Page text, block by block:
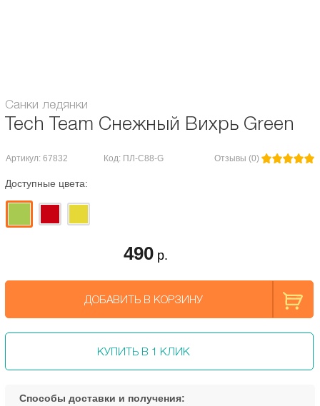
Санки ледянки
Tech Team Снежный Вихрь Green
Артикул: 67832 Код: ПЛ-С88-G Отзывы (0)
Доступные цвета:
490 р.
ДОБАВИТЬ В КОРЗИНУ
КУПИТЬ В 1 КЛИК
Способы доставки и получения: